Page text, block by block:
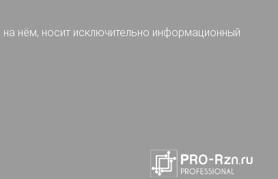
нём, носит исключительно информационный